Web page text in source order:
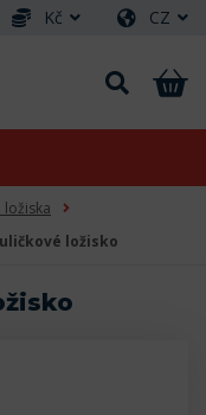
Kč CZ
ložiska
ložisko